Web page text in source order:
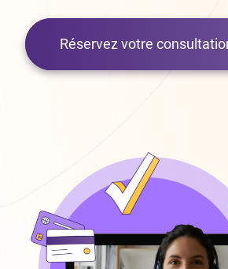
Réservez votre